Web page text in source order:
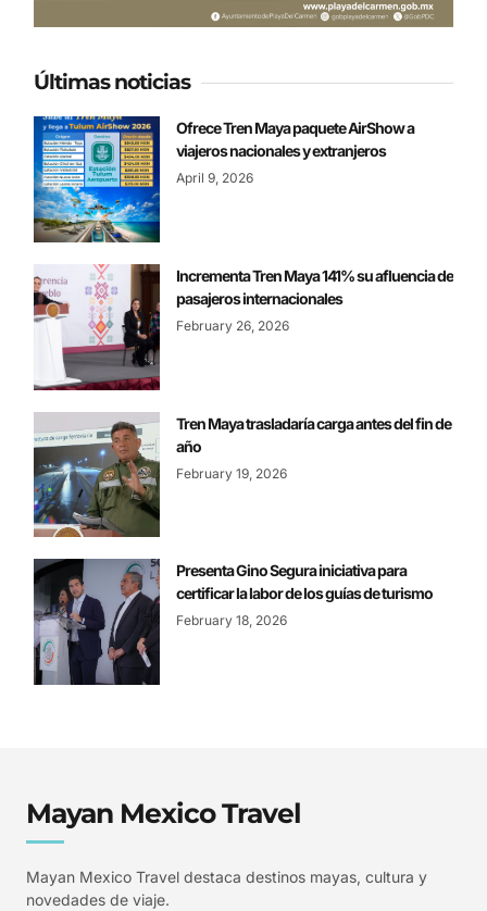
Últimas noticias
Ofrece Tren Maya paquete AirShow a
viajeros nacionales y extranjeros
April 9, 2026
Incrementa Tren Maya 141% su afluencia de
pasajeros internacionales
February 26, 2026
Tren Maya trasladaría carga antes del fin de
año
February 19, 2026
Presenta Gino Segura iniciativa para
certificar la labor de los guías de turismo
February 18, 2026
Mayan Mexico Travel
Mayan Mexico Travel destaca destinos mayas, cultura y
novedades de viaje.